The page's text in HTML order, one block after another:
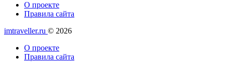
О проекте
Правила сайта
imtraveller.ru © 2026
О проекте
Правила сайта